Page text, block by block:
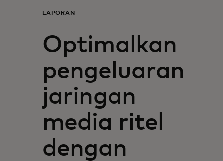
Berita dan tren
LAPORAN
Optimalkan
pengeluaran
jaringan
media ritel
dengan